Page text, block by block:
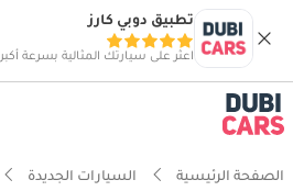
تطبيق دوبي كارز
اعثر على سيارتك المثالية بسرعة أكبر
الصفحة الرئيسية السيارات الجديدة